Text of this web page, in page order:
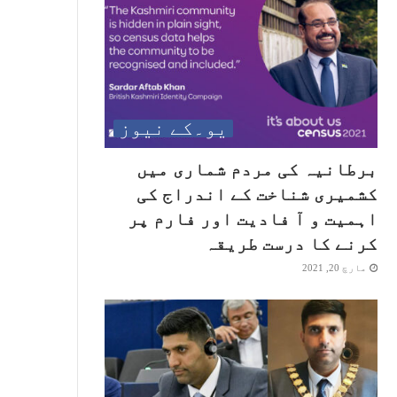
یو۔کے نیوز
برطانیہ کی مردم شماری میں
کشمیری شناخت کے اندراج کی
اہمیت و آ فادیت اور فارم پر
کرنے کا درست طریقہ
مارچ 20, 2021